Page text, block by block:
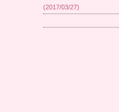
(2017/03/27)